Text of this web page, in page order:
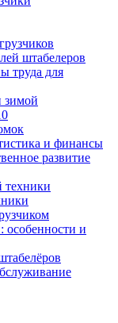
штабелеров
труда для
зимой
и финансы
развитие
техники
особенности и